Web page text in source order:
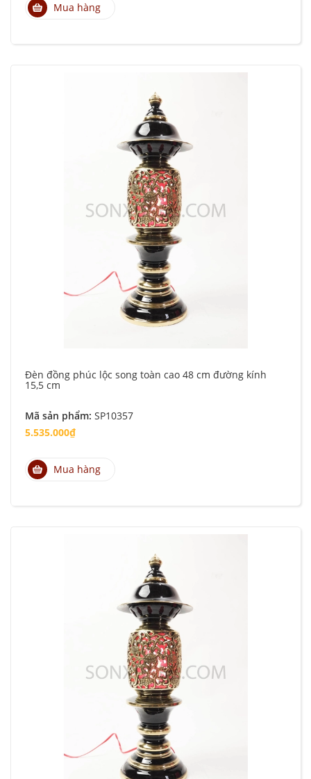
Mua hàng
Đèn đồng phúc lộc song toàn cao 48 cm đường kính
15,5 cm
Mã sản phẩm: SP10357
5.535.000₫
Mua hàng